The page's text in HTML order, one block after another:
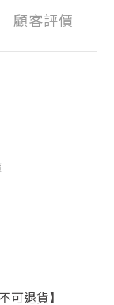
顧客評價
可退貨】